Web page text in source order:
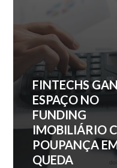
IA CHEGA AO
MERCADO DE
ELEVADORES
LEVAR MAIS
SEGURANÇA
PRÉDIOS